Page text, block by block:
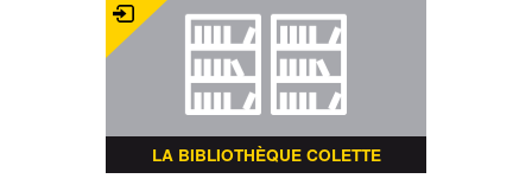
LA BIBLIOTHÈQUE COLETTE